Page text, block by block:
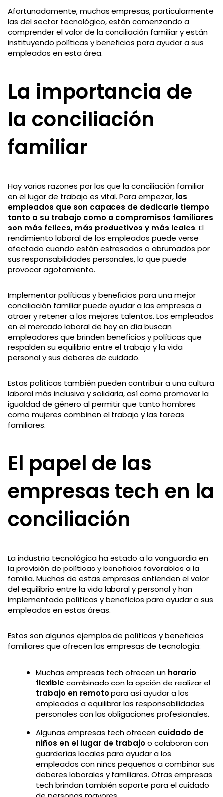
Afortunadamente, muchas empresas, particularmente
las del sector tecnológico, están comenzando a
comprender el valor de la conciliación familiar y están
instituyendo políticas y beneficios para ayudar a sus
empleados en esta área.
La importancia de
la conciliación
familiar
Hay varias razones por las que la conciliación familiar
en el lugar de trabajo es vital. Para empezar, los
empleados que son capaces de dedicarle tiempo
tanto a su trabajo como a compromisos familiares
son más felices, más productivos y más leales. El
rendimiento laboral de los empleados puede verse
afectado cuando están estresados o abrumados por
sus responsabilidades personales, lo que puede
provocar agotamiento.
Implementar políticas y beneficios para una mejor
conciliación familiar puede ayudar a las empresas a
atraer y retener a los mejores talentos. Los empleados
en el mercado laboral de hoy en día buscan
empleadores que brinden beneficios y políticas que
respalden su equilibrio entre el trabajo y la vida
personal y sus deberes de cuidado.
Estas políticas también pueden contribuir a una cultura
laboral más inclusiva y solidaria, así como promover la
igualdad de género al permitir que tanto hombres
como mujeres combinen el trabajo y las tareas
familiares.
El papel de las
empresas tech en la
conciliación
La industria tecnológica ha estado a la vanguardia en
la provisión de políticas y beneficios favorables a la
familia. Muchas de estas empresas entienden el valor
del equilibrio entre la vida laboral y personal y han
implementado políticas y beneficios para ayudar a sus
empleados en estas áreas.
Estos son algunos ejemplos de políticas y beneficios
familiares que ofrecen las empresas de tecnología:
Muchas empresas tech ofrecen un horario
flexiblecombinado con la opción de realizar el
trabajo en remotopara así ayudar a los
empleados a equilibrar las responsabilidades
personales con las obligaciones profesionales.
Algunas empresas tech ofrecen cuidado de
niños en el lugar de trabajoo colaboran con
guarderías locales para ayudar a los
empleados con niños pequeños a combinar sus
deberes laborales y familiares. Otras empresas
tech brindan también soporte para el cuidado